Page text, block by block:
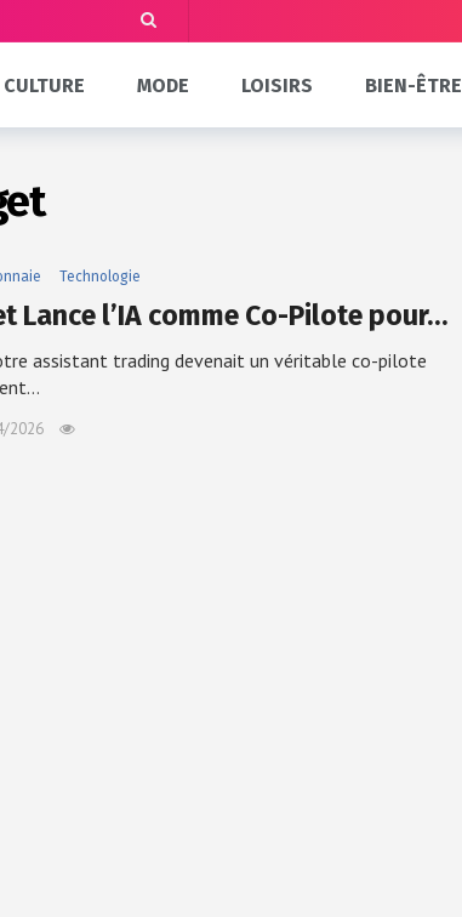
CULTURE MODE LOISIRS BIEN-ÊTRE
Technologie
Lance l’IA comme Co-Pilote pour…
assistant trading devenait un véritable co-pilote
2026